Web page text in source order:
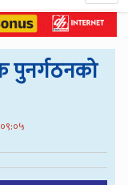
पुनर्गठनको